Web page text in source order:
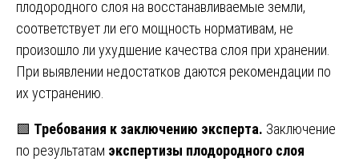
плодородного слоя на восстанавливаемые земли,
соответствует ли его мощность нормативам, не
произошло ли ухудшение качества слоя при хранении.
При выявлении недостатков даются рекомендации по
их устранению.
🟩 Требования к заключению эксперта. Заключение
по результатам экспертизы плодородного слоя